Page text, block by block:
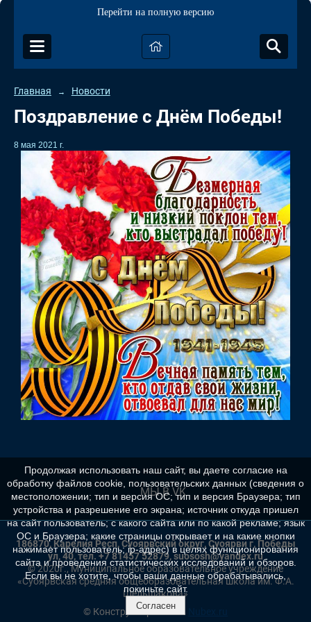
Перейти на полную версию
Главная → Новости
Поздравление с Днём Победы!
8 мая 2021 г.
МЫ В VK
186870, Карелия Респ, Суоярвский округ, Суоярви г, Победы
ул, 40, тел. +7 81457 52879, suososh@yandex.ru
© 2020г., Муниципальное образовательное учреждение
«Суоярвская средняя общеобразовательная школа им. Ф.А.
Шельшакова»
© Конструктор сайтов
Продолжая использовать наш сайт, вы даете согласие на
обработку файлов cookie, пользовательских данных (сведения о
местоположении; тип и версия ОС; тип и версия Браузера; тип
устройства и разрешение его экрана; источник откуда пришел
на сайт пользователь; с какого сайта или по какой рекламе; язык
ОС и Браузера; какие страницы открывает и на какие кнопки
нажимает пользователь; ip-адрес) в целях функционирования
сайта и проведения статистических исследований и обзоров.
Если вы не хотите, чтобы ваши данные обрабатывались,
покиньте сайт.
Согласен